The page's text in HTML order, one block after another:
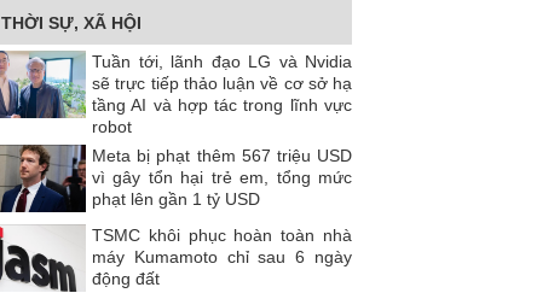
THỜI SỰ, XÃ HỘI
Tuần tới, lãnh đạo LG và Nvidia
sẽ trực tiếp thảo luận về cơ sở hạ
tầng AI và hợp tác trong lĩnh vực
robot
Meta bị phạt thêm 567 triệu USD
vì gây tổn hại trẻ em, tổng mức
phạt lên gần 1 tỷ USD
TSMC khôi phục hoàn toàn nhà
máy Kumamoto chỉ sau 6 ngày
động đất